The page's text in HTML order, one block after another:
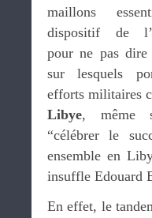
maillons
dispositif de
pour ne pas dire
sur lesquels
efforts militaires
Libye, même
“célébrer le
ensemble en
insuffle Edouard
En effet, le